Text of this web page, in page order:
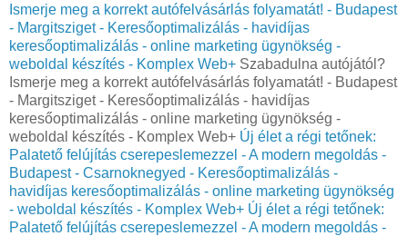
Ismerje meg a korrekt autófelvásárlás folyamatát! - Budapest
- Margitsziget - Keresőoptimalizálás - havidíjas
keresőoptimalizálás - online marketing ügynökség -
weboldal készítés - Komplex Web+ Szabadulna autójától?
Ismerje meg a korrekt autófelvásárlás folyamatát! - Budapest
- Margitsziget - Keresőoptimalizálás - havidíjas
keresőoptimalizálás - online marketing ügynökség -
weboldal készítés - Komplex Web+ Új élet a régi tetőnek:
Palatető felújítás cserepeslemezzel - A modern megoldás -
Budapest - Csarnoknegyed - Keresőoptimalizálás -
havidíjas keresőoptimalizálás - online marketing ügynökség
- weboldal készítés - Komplex Web+ Új élet a régi tetőnek:
Palatető felújítás cserepeslemezzel - A modern megoldás -